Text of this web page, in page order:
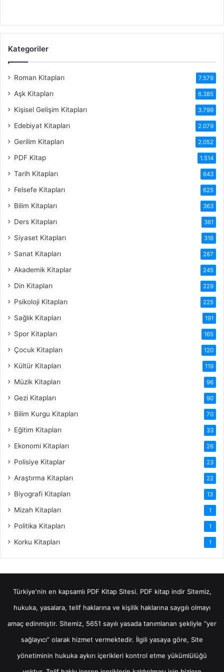
Kategoriler
Roman Kitapları 7.579
Aşk Kitapları 6.385
Kişisel Gelişim Kitapları 3.799
Edebiyat Kitapları 2.079
Gerilim Kitapları 2.052
PDF Kitap 1.514
Tarih Kitapları 643
Felsefe Kitapları 625
Bilim Kitapları 363
Ders Kitapları 361
Siyaset Kitapları 318
Sanat Kitapları 287
Akademik Kitaplar 245
Din Kitapları 229
Psikoloji Kitapları 225
Sağlık Kitapları 191
Spor Kitapları 165
Çocuk Kitapları 120
Kültür Kitapları 119
Müzik Kitapları 96
Gezi Kitapları 90
Bilim Kurgu Kitapları 70
Eğitim Kitapları 33
Ekonomi Kitapları 26
Polisiye Kitaplar 23
Araştırma Kitapları 22
Biyografi Kitapları 13
Mizah Kitapları 1
Politika Kitapları 1
Korku Kitapları 1
Türkiye'nin en kapsamlı PDF Kitap Sitesi. PDF kitap indirSitemiz,
hukuka, yasalara, telif haklarına ve kişilik haklarına saygılı olmayı
amaç edinmiştir. Sitemiz, 5651 sayılı yasada tanımlanan şekliyle “yer
sağlayıcı” olarak hizmet vermektedir. İlgili yasaya göre, Site
yönetiminin hukuka aykırı içerikleri kontrol etme yükümlülüğü